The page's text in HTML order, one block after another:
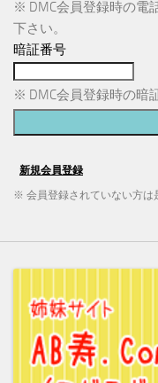
※ DMC会員登録時の電
下さい。
暗証番号
※ DMC会員登録時の暗
※ 会員登録されていない方は